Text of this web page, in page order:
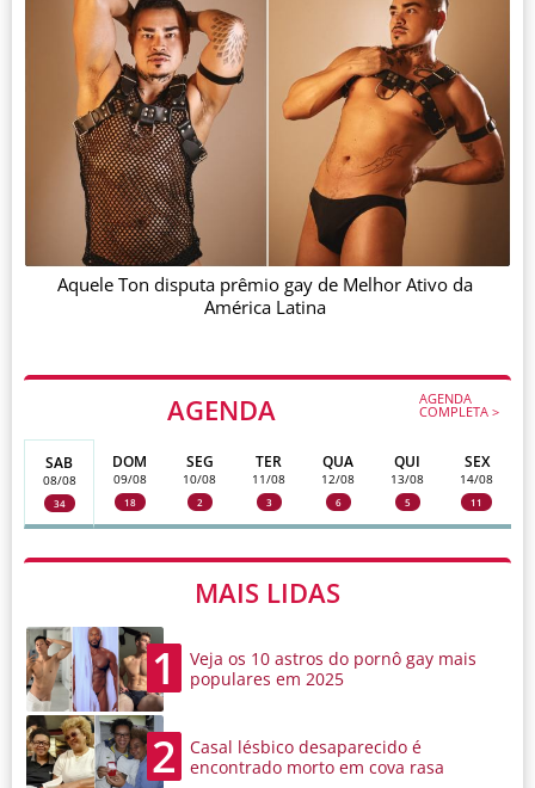
AGENDA AGENDA
COMPLETA >
SAB
08/08
34
DOM
09/08
18
SEG
10/08
2
TER
11/08
3
QUA
12/08
6
QUI
13/08
5
SEX
14/08
11
MAIS LIDAS
1
Veja os 10 astros do pornô gay mais
populares em 2025
2
Casal lésbico desaparecido é
encontrado morto em cova rasa
Aquele Ton disputa prêmio gay de Melhor Ativo da
América Latina